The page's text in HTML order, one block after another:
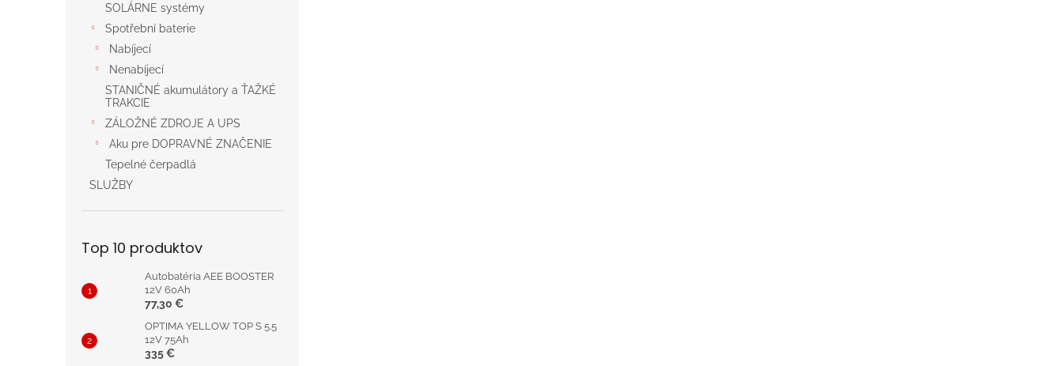
SOLÁRNE systémy
Spotřební baterie
Nabíjecí
Nenabíjecí
STANIČNÉ akumulátory a ŤAŽKÉ
TRAKCIE
ZÁLOŽNÉ ZDROJE A UPS
Aku pre DOPRAVNÉ ZNAČENIE
Tepelné čerpadlá
SLUŽBY
Top 10 produktov
Autobatéria AEE BOOSTER
12V 60Ah
77,30 €
OPTIMA YELLOW TOP S 5.5
12V 75Ah
335 €